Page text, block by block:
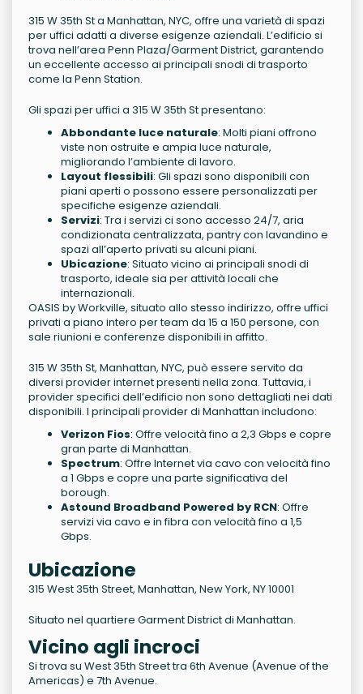
315 W 35th St a Manhattan, NYC, offre una varietà di spazi
per uffici adatti a diverse esigenze aziendali. L’edificio si
trova nell’area Penn Plaza/Garment District, garantendo
un eccellente accesso ai principali snodi di trasporto
come la Penn Station.
Gli spazi per uffici a 315 W 35th St presentano:
Abbondante luce naturale: Molti piani offrono
viste non ostruite e ampia luce naturale,
migliorando l’ambiente di lavoro.
Layout flessibili: Gli spazi sono disponibili con
piani aperti o possono essere personalizzati per
specifiche esigenze aziendali.
Servizi: Tra i servizi ci sono accesso 24/7, aria
condizionata centralizzata, pantry con lavandino e
spazi all’aperto privati su alcuni piani.
Ubicazione: Situato vicino ai principali snodi di
trasporto, ideale sia per attività locali che
internazionali.
OASIS by Workville, situato allo stesso indirizzo, offre uffici
privati a piano intero per team da 15 a 150 persone, con
sale riunioni e conferenze disponibili in affitto.
315 W 35th St, Manhattan, NYC, può essere servito da
diversi provider internet presenti nella zona. Tuttavia, i
provider specifici dell’edificio non sono dettagliati nei dati
disponibili. I principali provider di Manhattan includono:
Verizon Fios: Offre velocità fino a 2,3 Gbps e copre
gran parte di Manhattan.
Spectrum: Offre Internet via cavo con velocità fino
a 1 Gbps e copre una parte significativa del
borough.
Astound Broadband Powered by RCN: Offre
servizi via cavo e in fibra con velocità fino a 1,5
Gbps.
Ubicazione
315 West 35th Street, Manhattan, New York, NY 10001
Situato nel quartiere Garment District di Manhattan.
Vicino agli incroci
Si trova su West 35th Street tra 6th Avenue (Avenue of the
Americas) e 7th Avenue.